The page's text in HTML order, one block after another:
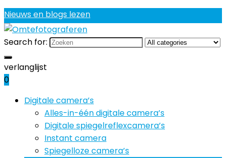
Nieuws en blogs lezen
Search for:
verlanglijst
0
Digitale camera’s
Alles-in-één digitale camera’s
Digitale spiegelreflexcamera’s
Instant camera
Spiegelloze camera’s